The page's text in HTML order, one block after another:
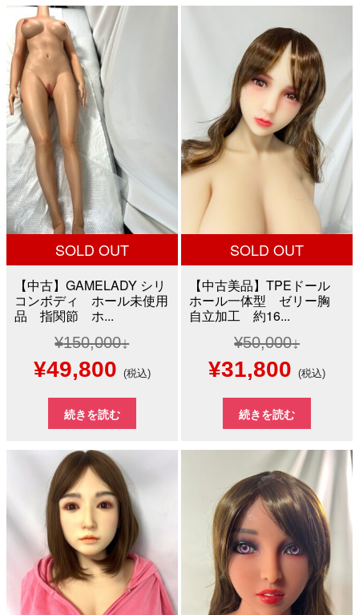
格
は
¥40,000
で
し
た。
価
で
す。
¥200,000
で
し
た。
格
は
で
す。
SOLD OUT
【中古】GAMELADY シリ
コンボディ ホール未使用
品 指関節 ホ...
¥150,000
元
の
価
格
は
¥150,000
で
し
¥49,800現
在
の
価
格
は
¥49,800
で
(税込)
続きを読む
SOLD OUT
【中古美品】TPEドール
ホール一体型 ゼリー胸
自立加工 約16...
¥50,000
元
の
価
は
¥50,000
で
し
¥31,800 現
在
の
価
格
は
で
(税込)
続きを読む